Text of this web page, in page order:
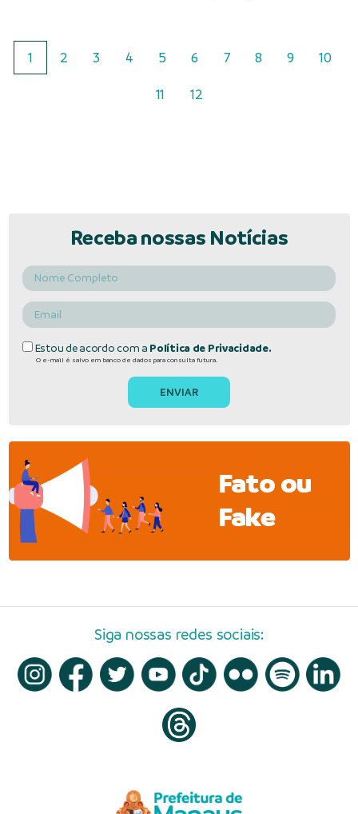
1 2 3 4 5 6 7 8 9 10
11 12
Receba nossas Notícias
Estou de acordo com a Política de Privacidade.
O e-mail é salvo em banco de dados para consulta futura.
Fato ou
Fake
Siga nossas redes sociais: